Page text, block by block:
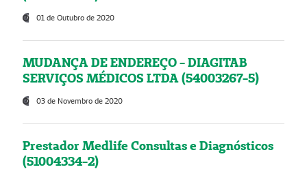
01 de Outubro de 2020
MUDANÇA DE ENDEREÇO - DIAGITAB
SERVIÇOS MÉDICOS LTDA (54003267-5)
03 de Novembro de 2020
Prestador Medlife Consultas e Diagnósticos
(51004334-2)